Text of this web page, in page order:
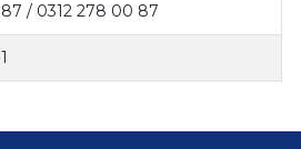
87 / 0312 278 00 87
1